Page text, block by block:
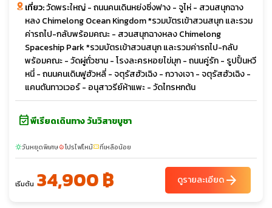
เที่ยว:วัดพระใหญ่ - ถนนคนเดินหย่งซิ่งฟาง - จูไห่ - สวนสนุกฉาง
หลง Chimelong Ocean Kingdom *รวมบัตรเข้าสวนสนุก และรวม
ค่ารถไป-กลับพร้อมคณะ - สวนสนุกฉางหลง Chimelong
Spaceship Park *รวมบัตรเข้าสวนสนุก และรวมค่ารถไป-กลับ
พร้อมคณะ - วัดผู่ถั่วซาน - โรงละครหอยไข่มุก - ถนนคู่รัก - รูปปั้นหวี
หนี่ - ถนนคนเดินฟูฮัวหลี่ - จตุรัสฮัวเฉิง - กวางเจา - จตุรัสฮัวเฉิง -
แคนตันทาวเวอร์ - อนุสาวรีย์ห้าแพะ - วัดไทรหกต้น
event_availableพีเรียดเดินทาง วันวิสาขบูชา
sunnyวันหยุดพิเศษlocal_fire_departmentโปรไฟไหม้confirmation_numberที่เหลือน้อย
เริ่มต้น 34,900 ฿ ดูรายละเอียดarrow_forward